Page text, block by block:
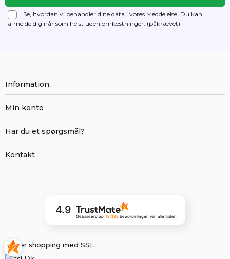
Se, hvordan vi behandler dine data i vores Meddelelse. Du kan
afmelde dig når som helst uden omkostninger. (påkrævet)
Information
Min konto
Har du et spørgsmål?
Kontakt
4.9
Gebaseerd op 12 382 beoordelingenvan alle tijden
Sikker shopping med SSL